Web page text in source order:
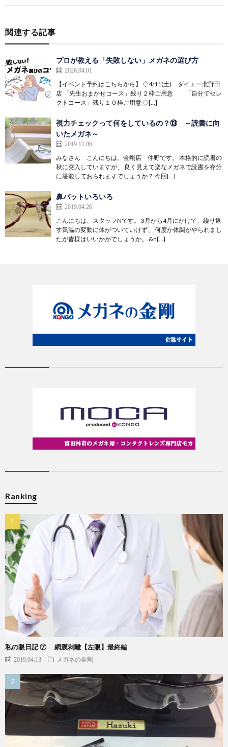
関連する記事
プロが教える「失敗しない」メガネの選び方
2026.04.01
【イベント予約はこちらから】 ◇4/11(土) ダイエー北野田
店 「先生おまかせコース」残り２枠ご用意 「自分でセレ
クトコース」残り１０枠ご用意 ◇[…]
視力チェックって何をしているの？⑬ ～読書に向
いたメガネ～
2019.11.06
みなさん こんにちは。金剛店 仲野です。 本格的に読書の
秋に突入していますが、 良く見えて楽なメガネで読書を存分
に堪能しておられますでしょうか？ 今回[…]
鼻パットいろいろ
2019.04.26
こんにちは、スタッフNです。 3月から4月にかけて、繰り返
す気温の変動に体がついていけず、 何度か体調がやられまし
たが皆様はいいかがでしょうか。 &n[…]
Ranking
私の眼日記 ⑦ 網膜剥離【左眼】最終編
2019.04.13 メガネの金剛